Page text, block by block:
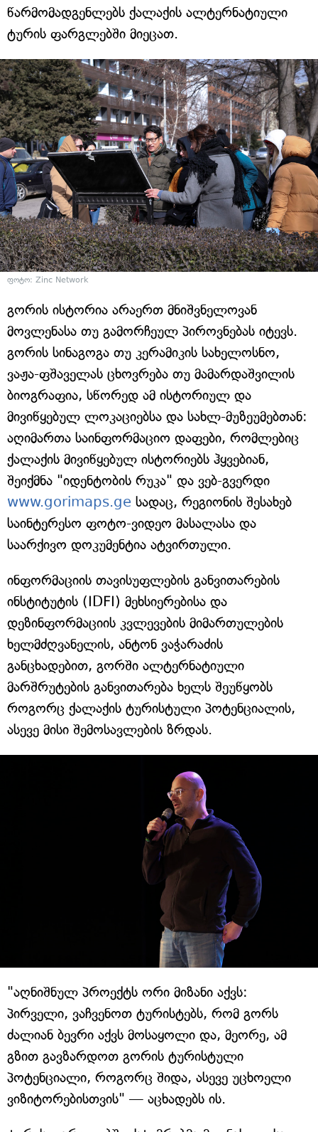
წარმომადგენლებს ქალაქის ალტერნატიული
ტურის ფარგლებში მიეცათ.
ფოტო: Zinc Network
გორის ისტორია არაერთ მნიშვნელოვან
მოვლენასა თუ გამორჩეულ პიროვნებას იტევს.
გორის სინაგოგა თუ კერამიკის სახელოსნო,
ვაჟა-ფშაველას ცხოვრება თუ მამარდაშვილის
ბიოგრაფია, სწორედ ამ ისტორიულ და
მივიწყებულ ლოკაციებსა და სახლ-მუზეუმებთან:
აღიმართა საინფორმაციო დაფები, რომლებიც
ქალაქის მივიწყებულ ისტორიებს ჰყვებიან,
შეიქმნა "იდენტობის რუკა" და ვებ-გვერდი
www.gorimaps.ge სადაც, რეგიონის შესახებ
საინტერესო ფოტო-ვიდეო მასალასა და
საარქივო დოკუმენტია ატვირთული.
ინფორმაციის თავისუფლების განვითარების
ინსტიტუტის (IDFI) მეხსიერებისა და
დეზინფორმაციის კვლევების მიმართულების
ხელმძღვანელის, ანტონ ვაჭარაძის
განცხადებით, გორში ალტერნატიული
მარშრუტების განვითარება ხელს შეუწყობს
როგორც ქალაქის ტურისტული პოტენციალის,
ასევე მისი შემოსავლების ზრდას.
"აღნიშნულ პროექტს ორი მიზანი აქვს:
პირველი, ვაჩვენოთ ტურისტებს, რომ გორს
ძალიან ბევრი აქვს მოსაყოლი და, მეორე, ამ
გზით გავზარდოთ გორის ტურისტული
პოტენციალი, როგორც შიდა, ასევე უცხოელი
ვიზიტორებისთვის" — აცხადებს ის.